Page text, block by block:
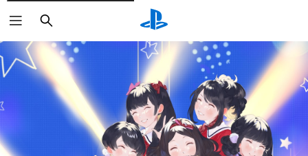
Buscar